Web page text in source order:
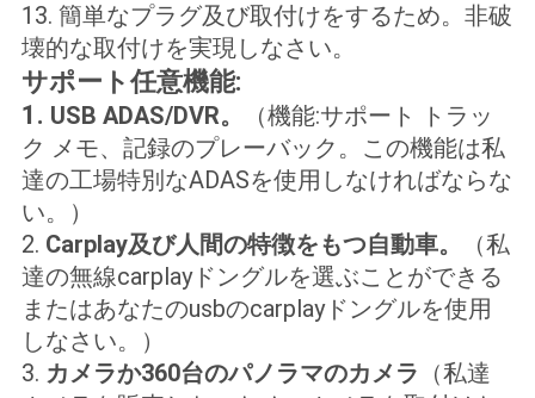
13. 簡単なプラグ及び取付けをするため。非破
壊的な取付けを実現しなさい。
サポート任意機能:
1. USB ADAS/DVR。
（機能:サポート トラッ
ク メモ、記録のプレーバック。この機能は私
達の工場特別なADASを使用しなければならな
い。）
2. Carplay及び人間の特徴をもつ自動車。
（私
達の無線carplayドングルを選ぶことができる
またはあなたのusbのcarplayドングルを使用
しなさい。）
3. カメラか360台のパノラマのカメラ （私達